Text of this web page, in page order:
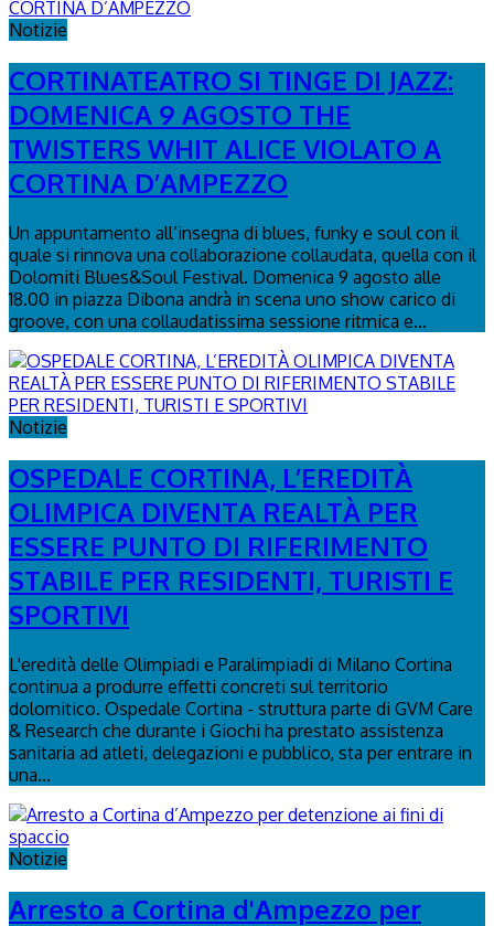
Notizie
CORTINATEATRO SI TINGE DI JAZZ:
DOMENICA 9 AGOSTO THE
TWISTERS WHIT ALICE VIOLATO A
CORTINA D’AMPEZZO
Un appuntamento all’insegna di blues, funky e soul con il
quale si rinnova una collaborazione collaudata, quella con il
Dolomiti Blues&Soul Festival. Domenica 9 agosto alle
18.00 in piazza Dibona andrà in scena uno show carico di
groove, con una collaudatissima sessione ritmica e...
Notizie
OSPEDALE CORTINA, L’EREDITÀ
OLIMPICA DIVENTA REALTÀ PER
ESSERE PUNTO DI RIFERIMENTO
STABILE PER RESIDENTI, TURISTI E
SPORTIVI
L'eredità delle Olimpiadi e Paralimpiadi di Milano Cortina
continua a produrre effetti concreti sul territorio
dolomitico. Ospedale Cortina - struttura parte di GVM Care
& Research che durante i Giochi ha prestato assistenza
sanitaria ad atleti, delegazioni e pubblico, sta per entrare in
una...
Notizie
Arresto a Cortina d'Ampezzo per